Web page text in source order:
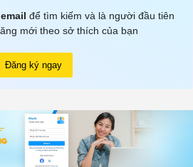
để tìm kiếm và là người đầu tiên
mới theo sở thích của bạn
Đăng ký ngay